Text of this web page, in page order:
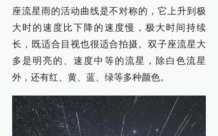
座流星雨的活动曲线是不对称的，它上升到极
大时的速度比下降的速度慢，极大时间持续
长，既适合目视也很适合拍摄。双子座流星大
多是明亮的、速度中等的流星，除白色流星
外，还有红、黄、蓝、绿等多种颜色。